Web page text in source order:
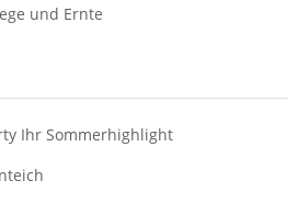
und Ernte
Ihr Sommerhighlight